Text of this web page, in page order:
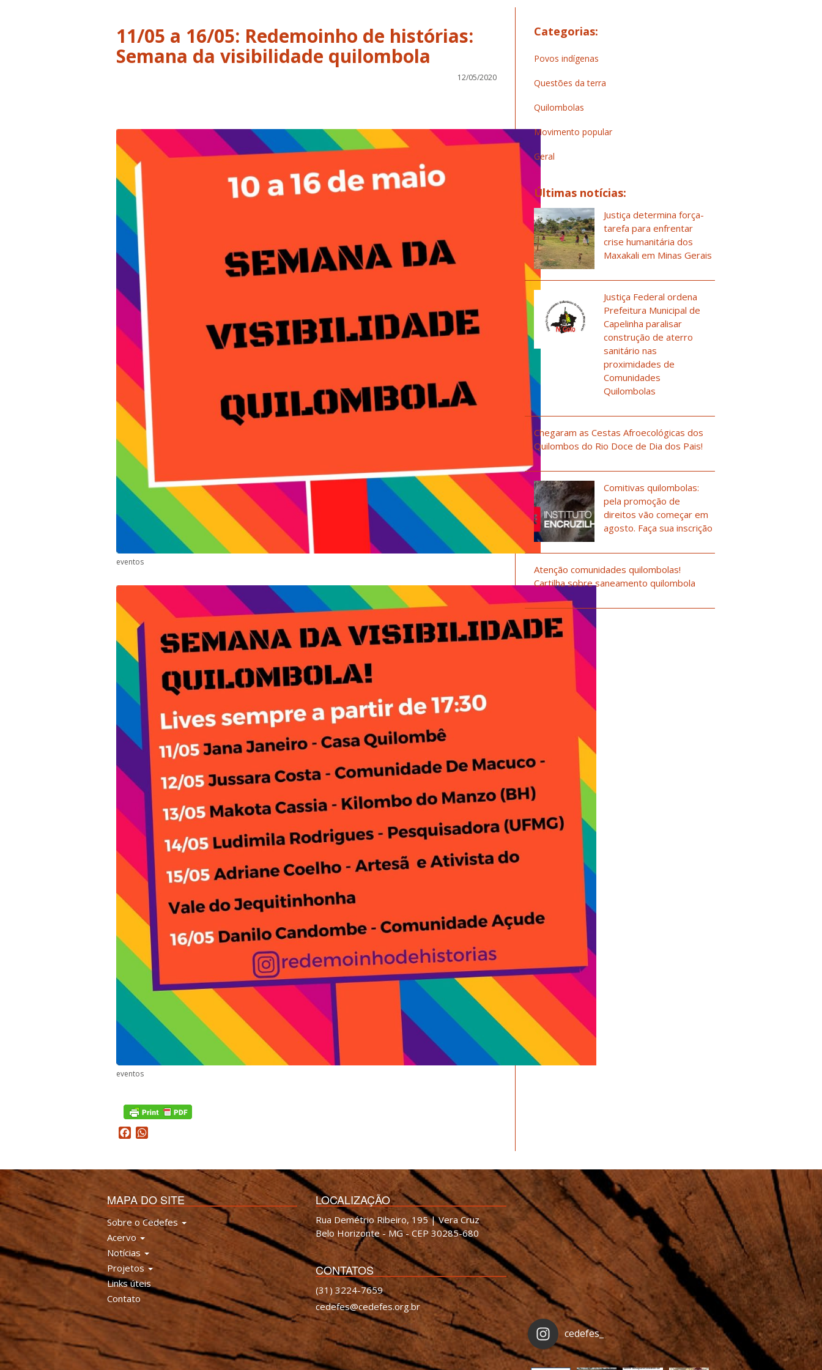
11/05 a 16/05: Redemoinho de histórias:
Semana da visibilidade quilombola
12/05/2020
eventos
eventos
Facebook
Categorias:
Povos indígenas
Questões da terra
Quilombolas
Movimento popular
Geral
Últimas notícias:
Justiça determina força-
tarefa para enfrentar
crise humanitária dos
Maxakali em Minas Gerais
Justiça Federal ordena
Prefeitura Municipal de
Capelinha paralisar
construção de aterro
sanitário nas
proximidades de
Comunidades
Quilombolas
Chegaram as Cestas Afroecológicas dos
Quilombos do Rio Doce de Dia dos Pais!
Comitivas quilombolas:
pela promoção de
direitos vão começar em
agosto. Faça sua inscrição
Atenção comunidades quilombolas!
Cartilha sobre saneamento quilombola
MAPA DO SITE
Sobre o Cedefes
Acervo
Notícias
Projetos
Links úteis
Contato
LOCALIZAÇÃO
Rua Demétrio Ribeiro, 195 | Vera Cruz
Belo Horizonte - MG - CEP 30285-680
CONTATOS
(31) 3224-7659
cedefes@cedefes.org.br
cedefes_